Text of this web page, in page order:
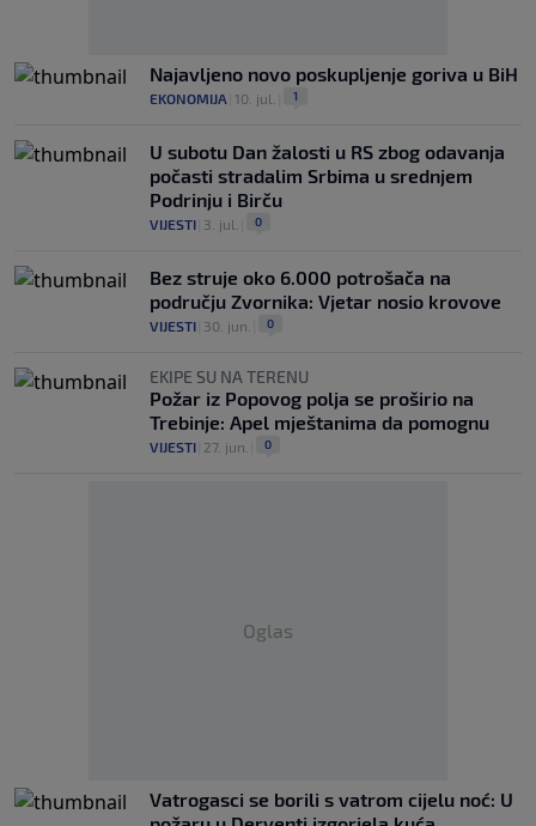
Najavljeno novo poskupljenje goriva u BiH
EKONOMIJA 10. jul. 1
U subotu Dan žalosti u RS zbog odavanja
počasti stradalim Srbima u srednjem
Podrinju i Birču
VIJESTI 3. jul. 0
Bez struje oko 6.000 potrošača na
području Zvornika: Vjetar nosio krovove
VIJESTI 30. jun. 0
EKIPE SU NA TERENU
Požar iz Popovog polja se proširio na
Trebinje: Apel mještanima da pomognu
VIJESTI 27. jun. 0
Oglas
Vatrogasci se borili s vatrom cijelu noć: U